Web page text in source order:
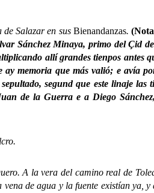
Salazar en sus Bienandanzas.
Sánchez Minaya, primo del Çid
allí grandes tienpos antes
memoria que más valió; e avía
segund que este linaje las
de la Guerra e a Diego
A la vera del camino real de
de agua y la fuente existían ya, y